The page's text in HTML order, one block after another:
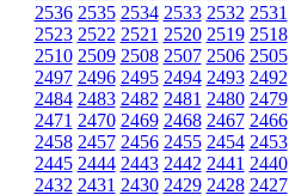
2536 2535 2534 2533 2532 2531
2523 2522 2521 2520 2519 2518
2510 2509 2508 2507 2506 2505
2497 2496 2495 2494 2493 2492
2484 2483 2482 2481 2480 2479
2471 2470 2469 2468 2467 2466
2458 2457 2456 2455 2454 2453
2445 2444 2443 2442 2441 2440
2432 2431 2430 2429 2428 2427